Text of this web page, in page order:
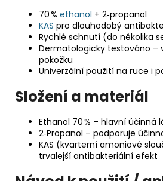
70 % ethanol + 2‑propanol
KAS pro dlouhodobý
Rychlé schnutí (do několika
Dermatologicky testováno –
pokožku
Univerzální použití na ruce i
Složení a materiál
Ethanol 70 % – hlavní účinná
2‑Propanol – podporuje
KAS (kvarterní amoniové
trvalejší antibakteriální efekt